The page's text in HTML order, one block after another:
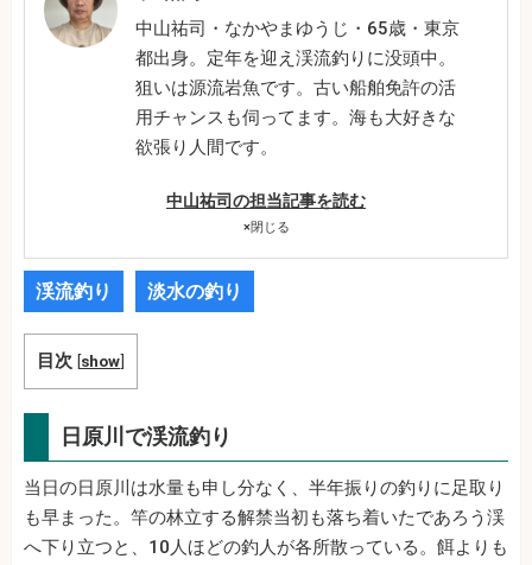
中山祐司・なかやまゆうじ・65歳・東京
都出身。定年を迎え渓流釣りに没頭中。
狙いは源流岩魚です。古い船舶免許の活
用チャンスも伺ってます。海も大好きな
欲張り人間です。
中山祐司の担当記事を読む
×閉じる
渓流釣り 淡水の釣り
目次 [show]
日原川で渓流釣り
当日の日原川は水量も申し分なく、半年振りの釣りに足取り
も早まった。竿の林立する解禁当初も落ち着いたであろう渓
へ下り立つと、10人ほどの釣人が各所散っている。餌よりも